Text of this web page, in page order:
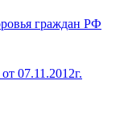
граждан РФ
07.11.2012г.